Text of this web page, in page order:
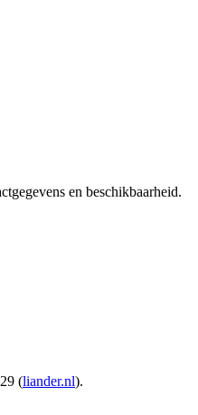
en beschikbaarheid.
(liander.nl).